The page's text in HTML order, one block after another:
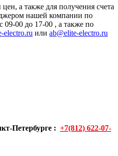
а также для получения счета
нашей компании по
09-00 до 17-00 , а также по
electro.ru или ab@elite-electro.ru
Петербурге : +7(812) 622-07-